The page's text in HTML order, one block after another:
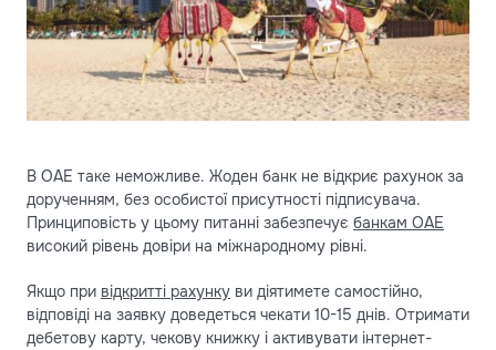
В ОАЕ таке неможливе. Жоден банк не відкриє рахунок за
дорученням, без особистої присутності підписувача.
Принциповість у цьому питанні забезпечує банкам ОАЕ
високий рівень довіри на міжнародному рівні.
Якщо при відкритті рахунку ви діятимете самостійно,
відповіді на заявку доведеться чекати 10-15 днів. Отримати
дебетову карту, чекову книжку і активувати інтернет-